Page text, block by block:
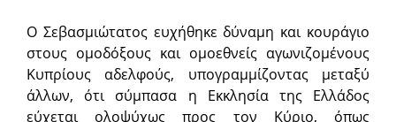
Ο Σεβασμιώτατος ευχήθηκε δύναμη και κουράγιο
στους ομοδόξους και ομοεθνείς αγωνιζομένους
Κυπρίους αδελφούς, υπογραμμίζοντας μεταξύ
άλλων, ότι σύμπασα η Εκκλησία της Ελλάδος
εύχεται ολοψύχως προς τον Κύριο, όπως